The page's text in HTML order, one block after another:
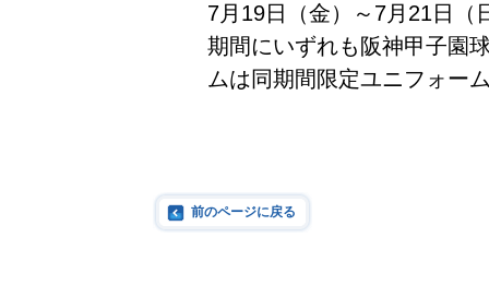
7月19日（金）～7月21日（
期間にいずれも阪神甲子園
ムは同期間限定ユニフォー
前のページに戻る